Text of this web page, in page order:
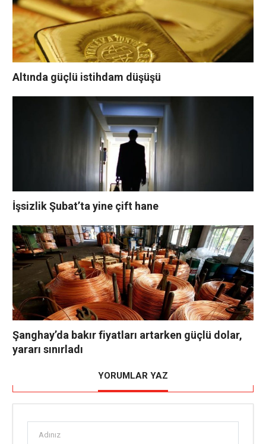
Altında güçlü istihdam düşüşü
İşsizlik Şubat’ta yine çift hane
Şanghay’da bakır fiyatları artarken güçlü dolar,
yararı sınırladı
YORUMLAR YAZ